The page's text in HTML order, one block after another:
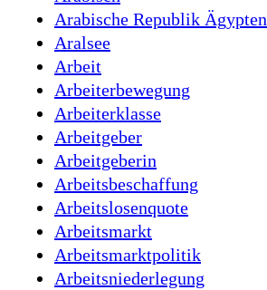
Arabische Republik Ägypten
Aralsee
Arbeit
Arbeiterbewegung
Arbeiterklasse
Arbeitgeber
Arbeitgeberin
Arbeitsbeschaffung
Arbeitslosenquote
Arbeitsmarkt
Arbeitsmarktpolitik
Arbeitsniederlegung